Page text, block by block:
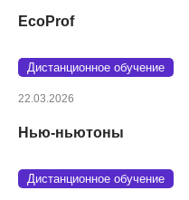
EcoProf
Дистанционное обучение
22.03.2026
Нью-ньютоны
Дистанционное обучение